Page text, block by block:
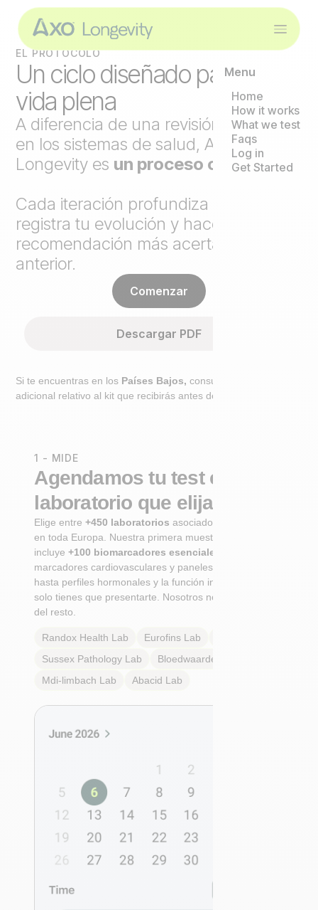
Menu
Home
How it works
What we test
Faqs
Log in
Get Started
EL PROTOCOLO
Un ciclo diseñado para una
vida plena
A diferencia de una revisión puntual
en los sistemas de salud, Axo
Longevity es un proceso continuo.
Cada iteración profundiza el análisis,
registra tu evolución y hace cada
recomendación más acertada que la
anterior.
Comenzar
Descargar PDF
Si te encuentras en los Países Bajos, consulta el paso
adicional relativo al kit que recibirás antes de ir al laboratorio.
1 - MIDE
Agendamos tu test en un
laboratorio que elijas
Elige entre+450 laboratoriosasociados certificados
en toda Europa. Nuestra primera muestra integral
incluye+100 biomarcadores esenciales
marcadores cardiovasculares y paneles metabólicos
hasta perfiles hormonales y la función inmunológica. Tú
solo tienes que presentarte. Nosotros nos encargamos
del resto.
Randox Health Lab Eurofins Lab
Sussex Pathology Lab Bloedwaardentest
Mdi-limbach Lab Abacid Lab